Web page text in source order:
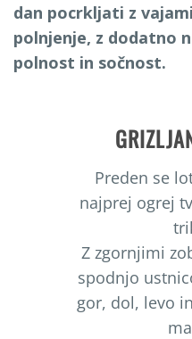
dan pocrkljati z
polnjenje, z dodatno
polnost in sočnost.
Preden se
najprej ogrej
Z zgornjimi
spodnjo
gor, dol, levo